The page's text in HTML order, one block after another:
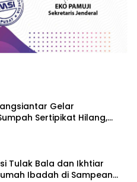
Gelar
Sertipikat Hilang,
Hukum Pertanahan
Tulak Bala dan Ikhtiar
Ibadah di Sampean